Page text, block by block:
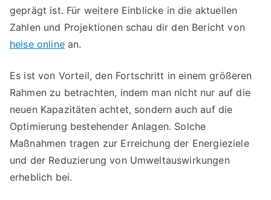
geprägt ist. Für weitere Einblicke in die aktuellen
Zahlen und Projektionen schau dir den Bericht von
heise onlinean.
Es ist von Vorteil, den Fortschritt in einem größeren
Rahmen zu betrachten, indem man nicht nur auf die
neuen Kapazitäten achtet, sondern auch auf die
Optimierung bestehender Anlagen. Solche
Maßnahmen tragen zur Erreichung der Energieziele
und der Reduzierung von Umweltauswirkungen
erheblich bei.